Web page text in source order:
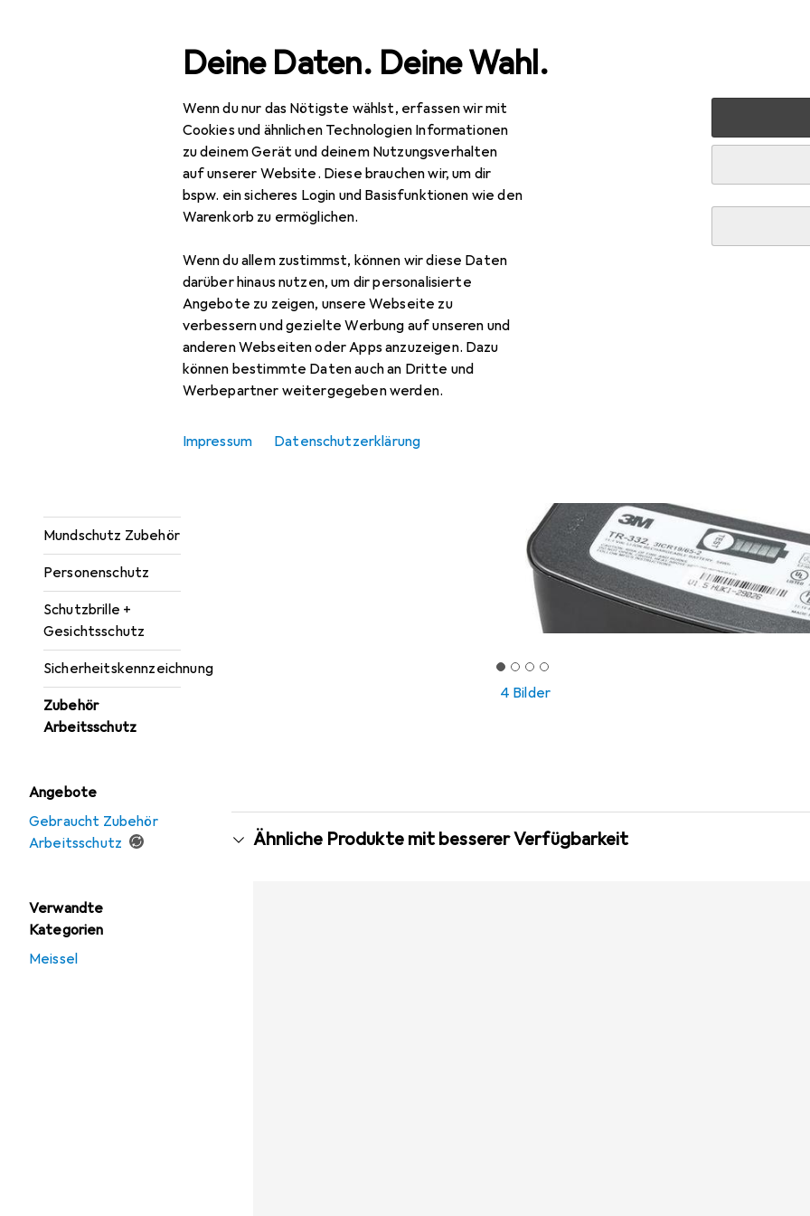
Deine Daten. Deine Wahl.
Wenn du nur das Nötigste wählst, erfassen wir mit
Cookies und ähnlichen Technologien Informationen
zu deinem Gerät und deinem Nutzungsverhalten
auf unserer Website. Diese brauchen wir, um dir
bspw. ein sicheres Login und Basisfunktionen wie den
Warenkorb zu ermöglichen.
Wenn du allem zustimmst, können wir diese Daten
darüber hinaus nutzen, um dir personalisierte
Angebote zu zeigen, unsere Webseite zu
verbessern und gezielte Werbung auf unseren und
anderen Webseiten oder Apps anzuzeigen. Dazu
können bestimmte Daten auch an Dritte und
Werbepartner weitergegeben werden.
Impressum Datenschutzerklärung
Navigation nach Kategorien
Mundschutz Zubehör
Personenschutz
Schutzbrille +
Gesichtsschutz
Sicherheitskennzeichnung
Zubehör
Arbeitsschutz
Angebote
Gebraucht Zubehör
Arbeitsschutz
Verwandte
Kategorien
Meissel
Gesamtsortiment Baumarkt + Garten Sicherheit
4 Bilder
Ähnliche Produkte mit besserer Verfügbarkeit